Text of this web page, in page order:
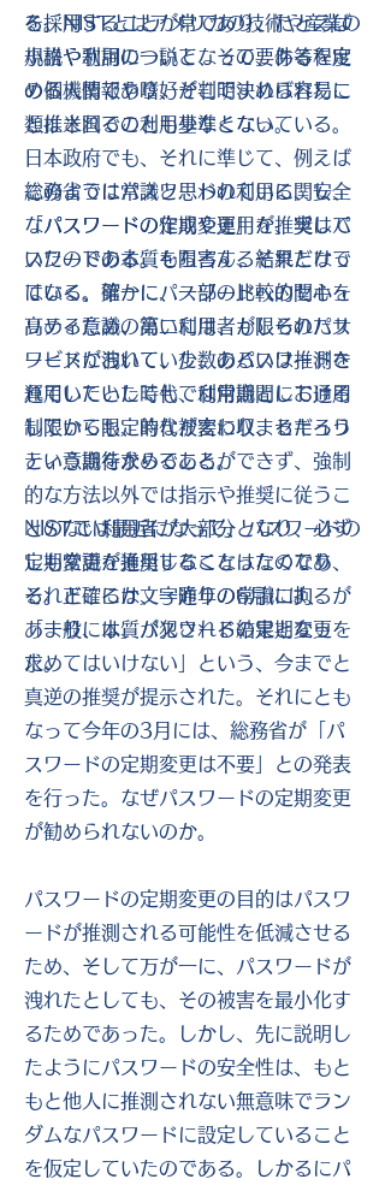
る。NISTとはアメリカの技術や産業の
規格や利用について、その要件等を定
める機関であり、そこで決められたこ
とは米国での利用基準となっている。
日本政府でも、それに準じて、例えば
総務省ではパスワードの利用に関し、
「パスワードの定期変更」を推奨して
いたのである。もちろん、それだけで
はなく、第一にパスワードへの関心を
高めるため、第二には、もしそのパス
ワードが洩れていた、あるいは推測さ
れていたとしても、利用期間における
制限から限定的な被害に収まるだろう
という期待からである。
NISTでは最近になって、パスワードの
定期変更を推奨することはなくなり、
それどころか、一昨年の6月には、
「一般には、パスワードの定期変更を
求めてはいけない」という、今までと
真逆の推奨が提示された。それにとも
なって今年の3月には、総務省が「パ
スワードの定期変更は不要」との発表
を行った。なぜパスワードの定期変更
が勧められないのか。
パスワードの定期変更の目的はパスワ
ードが推測される可能性を低減させる
ため、そして万が一に、パスワードが
洩れたとしても、その被害を最小化す
るためであった。しかし、先に説明し
たようにパスワードの安全性は、もと
もと他人に推測されない無意味でラン
ダムなパスワードに設定していること
を仮定していたのである。しかるにパ
を採用することが常であり、たとえば
小説や歌詞の一説となって、ある程度
の個人情報や嗜好が判明すれば容易に
類推されることも少なくない。
このように常識と思われている、安全
なパスワードの作成や運用が、実はパ
スワードの本質を阻害する結果となっ
ている。確かに、一部の比較的セキュ
リティ意識の高い利用者が限られたサ
ービスにおいて、少数のパスワードを
運用していた時代では常識として通用
していても、時代が変わり、セキュリ
ティ意識を求めることができず、強制
的な方法以外では指示や推奨に従うこ
とのない利用者が大部分となり、必ず
しも常識が通用しなくなったのであ
る。正確には文字通りの常識に拘るが
あまり、本質が犯される結果となっ
た。